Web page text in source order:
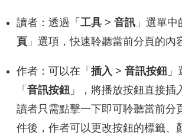
讀者：透過「 工具 > 音訊 」選單中
頁 」選項，快速聆聽當前分頁的內
作者：可以在「 插入 > 音訊按鈕
「 音訊按鈕 」，將播放按鈕直接插
讀者只需點擊一下即可聆聽當前分
件後，作者可以更改按鈕的標籤、